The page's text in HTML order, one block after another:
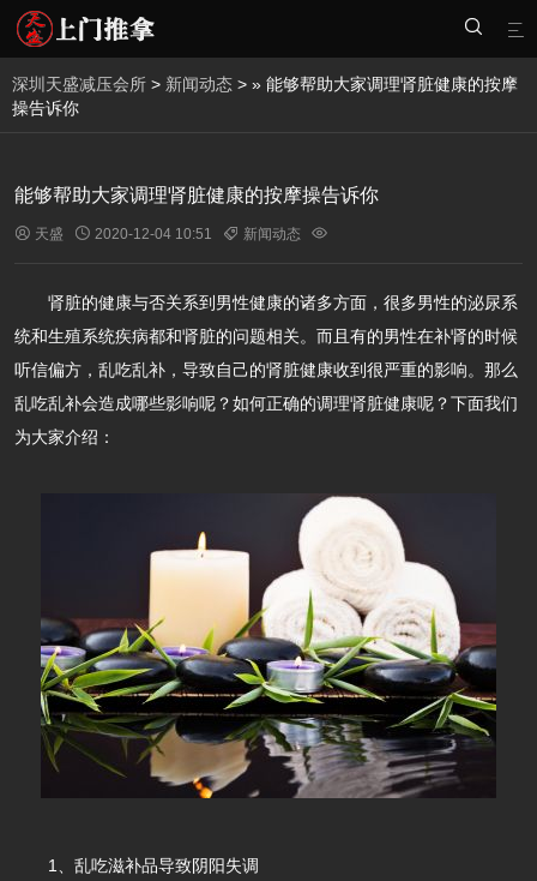


深圳天盛减压会所 > 新闻动态 > » 能够帮助大家调理肾脏健康的按摩
操告诉你
能够帮助大家调理肾脏健康的按摩操告诉你
 天盛  2020-12-04 10:51  新闻动态 
肾脏的健康与否关系到男性健康的诸多方面，很多男性的泌尿系
统和生殖系统疾病都和肾脏的问题相关。而且有的男性在补肾的时候
听信偏方，乱吃乱补，导致自己的肾脏健康收到很严重的影响。那么
乱吃乱补会造成哪些影响呢？如何正确的调理肾脏健康呢？下面我们
为大家介绍：
1、乱吃滋补品导致阴阳失调